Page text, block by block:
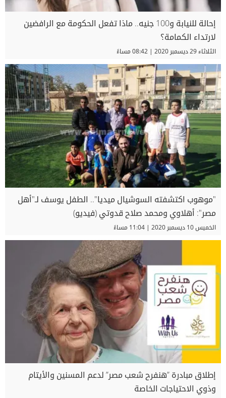
إحالة للنيابة و100 جنيه.. ماذا تفعل الحكومة مع الرافضين
لارتداء الكمامة؟
الثلاثاء 29 ديسمبر 2020 | 08:42 مساءً
"موهوب اكتشفته السوشيال ميديا".. الطفل يوسف لـ"أهل
مصر": أهلاوي ومحمد صلاح قدوتي (فيديو)
الخميس 10 ديسمبر 2020 | 11:04 مساءً
إطلاق مبادرة ”هنفرح شعب مصر” لدعم المسنين والأيتام
وذوي الاحتياجات الخاصة